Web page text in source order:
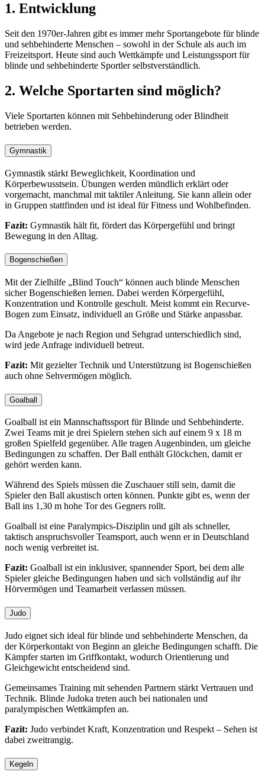
1. Entwicklung
Seit den 1970er-Jahren gibt es immer mehr Sportangebote für blinde
und sehbehinderte Menschen – sowohl in der Schule als auch im
Freizeitsport. Heute sind auch Wettkämpfe und Leistungssport für
blinde und sehbehinderte Sportler selbstverständlich.
2. Welche Sportarten sind möglich?
Viele Sportarten können mit Sehbehinderung oder Blindheit
betrieben werden.
Gymnastik
Gymnastik stärkt Beweglichkeit, Koordination und
Körperbewusstsein. Übungen werden mündlich erklärt oder
vorgemacht, manchmal mit taktiler Anleitung. Sie kann allein oder
in Gruppen stattfinden und ist ideal für Fitness und Wohlbefinden.
Fazit: Gymnastik hält fit, fördert das Körpergefühl und bringt
Bewegung in den Alltag.
Bogenschießen
Mit der Zielhilfe „Blind Touch“ können auch blinde Menschen
sicher Bogenschießen lernen. Dabei werden Körpergefühl,
Konzentration und Kontrolle geschult. Meist kommt ein Recurve-
Bogen zum Einsatz, individuell an Größe und Stärke anpassbar.
Da Angebote je nach Region und Sehgrad unterschiedlich sind,
wird jede Anfrage individuell betreut.
Fazit: Mit gezielter Technik und Unterstützung ist Bogenschießen
auch ohne Sehvermögen möglich.
Goalball
Goalball ist ein Mannschaftssport für Blinde und Sehbehinderte.
Zwei Teams mit je drei Spielern stehen sich auf einem 9 x 18 m
großen Spielfeld gegenüber. Alle tragen Augenbinden, um gleiche
Bedingungen zu schaffen. Der Ball enthält Glöckchen, damit er
gehört werden kann.
Während des Spiels müssen die Zuschauer still sein, damit die
Spieler den Ball akustisch orten können. Punkte gibt es, wenn der
Ball ins 1,30 m hohe Tor des Gegners rollt.
Goalball ist eine Paralympics-Disziplin und gilt als schneller,
taktisch anspruchsvoller Teamsport, auch wenn er in Deutschland
noch wenig verbreitet ist.
Fazit: Goalball ist ein inklusiver, spannender Sport, bei dem alle
Spieler gleiche Bedingungen haben und sich vollständig auf ihr
Hörvermögen und Teamarbeit verlassen müssen.
Judo
Judo eignet sich ideal für blinde und sehbehinderte Menschen, da
der Körperkontakt von Beginn an gleiche Bedingungen schafft. Die
Kämpfer starten im Griffkontakt, wodurch Orientierung und
Gleichgewicht entscheidend sind.
Gemeinsames Training mit sehenden Partnern stärkt Vertrauen und
Technik. Blinde Judoka treten auch bei nationalen und
paralympischen Wettkämpfen an.
Fazit: Judo verbindet Kraft, Konzentration und Respekt – Sehen ist
dabei zweitrangig.
Kegeln